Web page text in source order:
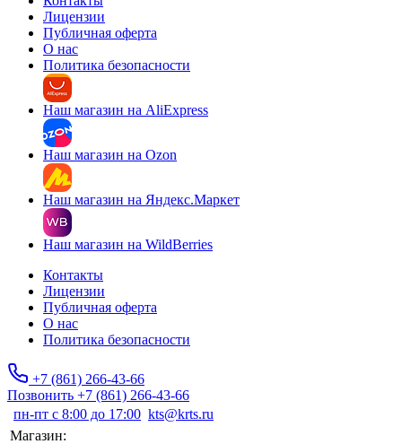
Лицензии
Публичная оферта
О нас
Политика безопасности
Наш магазин на AliExpress
Наш магазин на Ozon
Наш магазин на Яндекс.Маркет
Наш магазин на WildBerries
Контакты
Лицензии
Публичная оферта
О нас
Политика безопасности
+7 (861) 266-43-66
Позвонить +7 (861) 266-43-66
пн-пт с 8:00 до 17:00 kts@krts.ru
Магазин: